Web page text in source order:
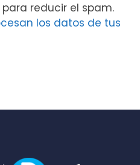
para reducir el spam.
los datos de tus